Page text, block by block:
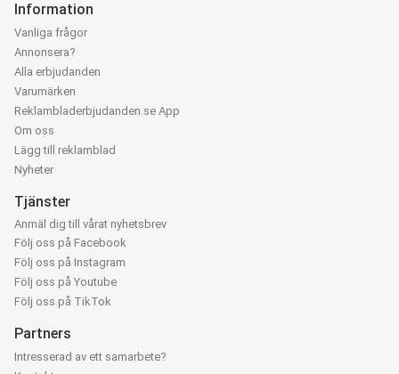
Information
Vanliga frågor
Annonsera?
Alla erbjudanden
Varumärken
Reklambladerbjudanden.se App
Om oss
Lägg till reklamblad
Nyheter
Tjänster
Anmäl dig till vårat nyhetsbrev
Följ oss på Facebook
Följ oss på Instagram
Följ oss på Youtube
Följ oss på TikTok
Partners
Intresserad av ett samarbete?